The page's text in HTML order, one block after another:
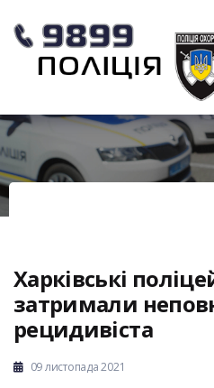
Харківські
затримали
рецидивіста
09 листопада 2021